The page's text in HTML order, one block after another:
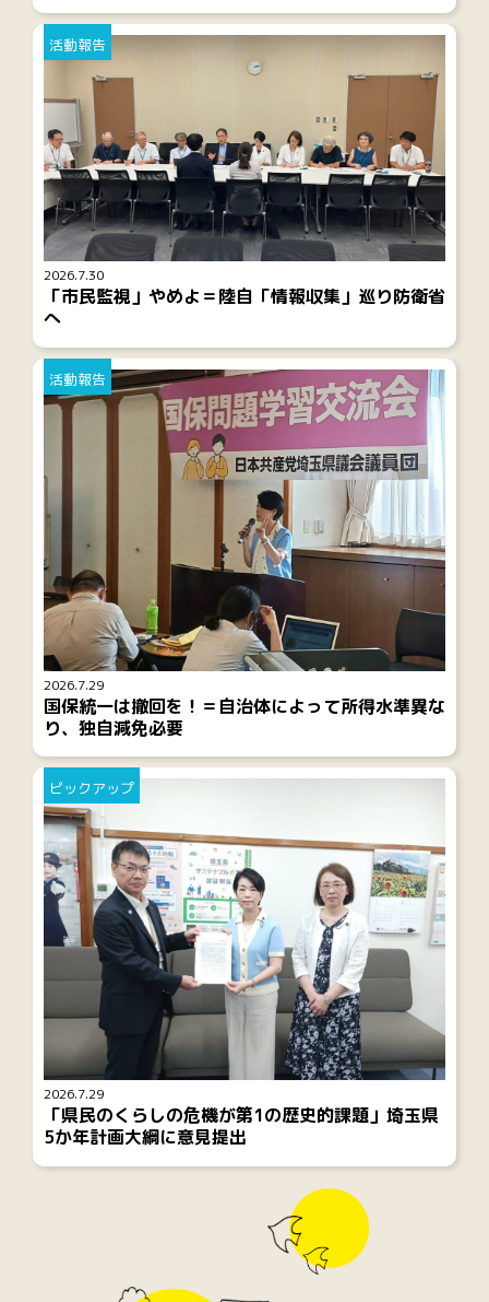
2026.7.30
活動報告
「市民監視」やめよ＝陸自「情報収集」巡り防衛省
へ
2026.7.29
活動報告
国保統一は撤回を！＝自治体によって所得水準異な
り、独自減免必要
2026.7.29
ピックアップ
「県民のくらしの危機が第1の歴史的課題」埼玉県
5か年計画大綱に意見提出